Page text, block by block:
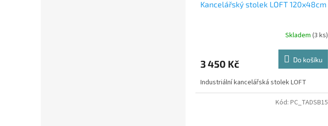
Kancelářský stolek LOFT 120x48cm
Skladem (3 ks)
3 450 Kč Do košíku
Industriální kancelářská stolek LOFT
Kód: PC_TADSB15